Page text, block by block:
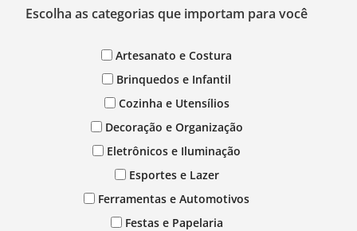
Escolha as categorias que importam para você
Artesanato e Costura
Brinquedos e Infantil
Cozinha e Utensílios
Decoração e Organização
Eletrônicos e Iluminação
Esportes e Lazer
Ferramentas e Automotivos
Festas e Papelaria